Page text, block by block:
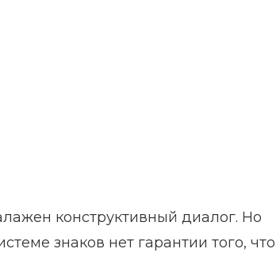
конструктивный диалог. Но
знаков нет гарантии того, что